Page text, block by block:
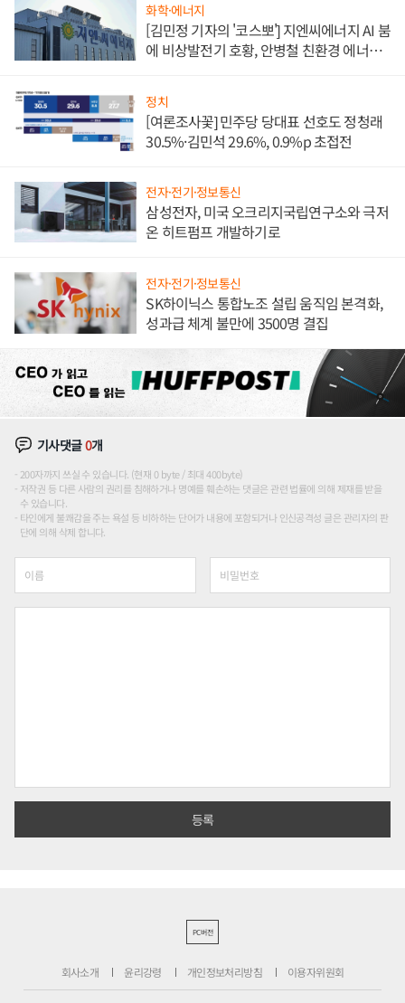
화학·에너지
[김민정 기자의 '코스뽀'] 지엔씨에너지 AI 붐
에 비상발전기 호황, 안병철 친환경 에너지
정치
[여론조사꽃] 민주당 당대표 선호도 정청래
30.5%·김민석 29.6%, 0.9%p 초접전
전자·전기·정보통신
삼성전자, 미국 오크리지국립연구소와 극저
온 히트펌프 개발하기로
전자·전기·정보통신
SK하이닉스 통합노조 설립 움직임 본격화,
성과급 체계 불만에 3500명 결집
기사댓글0개
200자까지 쓰실 수 있습니다. (현재 0 byte / 최대 400byte)
저작권 등 다른 사람의 권리를 침해하거나 명예를 훼손하는 댓글은 관련 법률에 의해 제재를 받을
수 있습니다.
타인에게 불쾌감을 주는 욕설 등 비하하는 단어가 내용에 포함되거나 인신공격성 글은 관리자의 판
단에 의해 삭제 합니다.
PC버전
회사소개 윤리강령 개인정보처리방침 이용자위원회